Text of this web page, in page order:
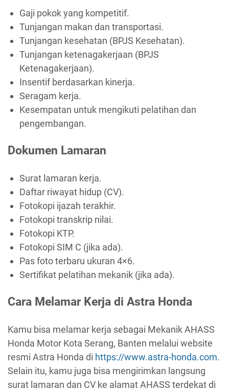
Gaji pokok yang kompetitif.
Tunjangan makan dan transportasi.
Tunjangan kesehatan (BPJS Kesehatan).
Tunjangan ketenagakerjaan (BPJS
Ketenagakerjaan).
Insentif berdasarkan kinerja.
Seragam kerja.
Kesempatan untuk mengikuti pelatihan dan
pengembangan.
Dokumen Lamaran
Surat lamaran kerja.
Daftar riwayat hidup (CV).
Fotokopi ijazah terakhir.
Fotokopi transkrip nilai.
Fotokopi KTP.
Fotokopi SIM C (jika ada).
Pas foto terbaru ukuran 4×6.
Sertifikat pelatihan mekanik (jika ada).
Cara Melamar Kerja di Astra Honda
Kamu bisa melamar kerja sebagai Mekanik AHASS
Honda Motor Kota Serang, Banten melalui website
resmi Astra Honda di https://www.astra-honda.com.
Selain itu, kamu juga bisa mengirimkan langsung
surat lamaran dan CV ke alamat AHASS terdekat di